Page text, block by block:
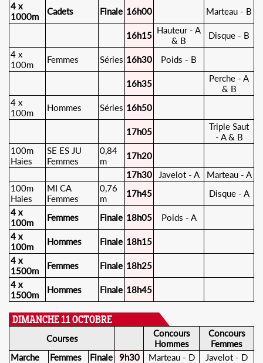
4 x
1000m
Cadets Finale 16h00 Marteau - B
16h15 Hauteur - A
& B
Disque - B
4 x
100m
Femmes Séries 16h30 Poids - B
16h35
Perche - A
& B
4 x
100m
Hommes Séries 16h50
17h05
Triple Saut
- A & B
100m
Haies
SE ES JU
Femmes
0,84
m
17h20
17h30
Javelot - A Marteau - A
100m
Haies
MI CA
Femmes
0,76
m
17h45
Disque - A
4 x
100m
Femmes Finale 18h05
Poids - A
4 x
100m
Hommes Finale 18h15
4 x
1500m
Femmes Finale 18h25
4 x
1500m
Hommes Finale 18h45
DIMANCHE 11 OCTOBRE
Courses
Concours
Hommes
Concours
Femmes
Marche
Femmes Finale 9h30 Marteau - D
Javelot - D